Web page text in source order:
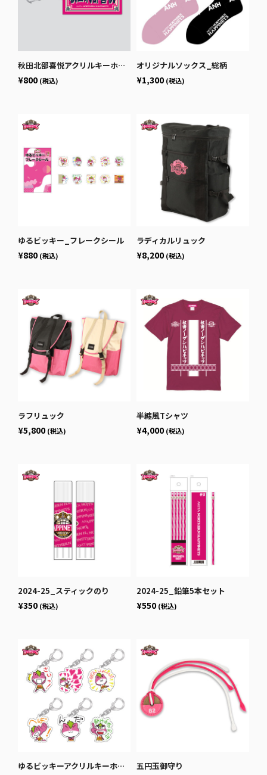
秋田北部喜悦アクリルキーホルダー
¥800 (税込)
オリジナルソックス_総柄
¥1,300 (税込)
ゆるビッキー_フレークシール
¥880 (税込)
ラディカルリュック
¥8,200 (税込)
ラフリュック
¥5,800 (税込)
半纏風Tシャツ
¥4,000 (税込)
2024-25_スティックのり
¥350 (税込)
2024-25_鉛筆5本セット
¥550 (税込)
ゆるビッキーアクリルキーホルダー 五円玉御守り